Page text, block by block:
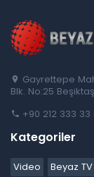
Gayrettepe
Blk. No:25
+90 212 333 33
Kategoriler
Video Beyaz